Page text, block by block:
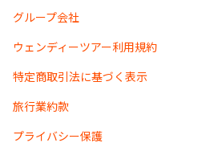
グループ会社
ウェンディーツアー利用規約
特定商取引法に基づく表示
旅行業約款
プライバシー保護